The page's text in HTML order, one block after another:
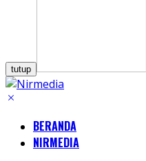
tutup
BERANDA
NIRMEDIA